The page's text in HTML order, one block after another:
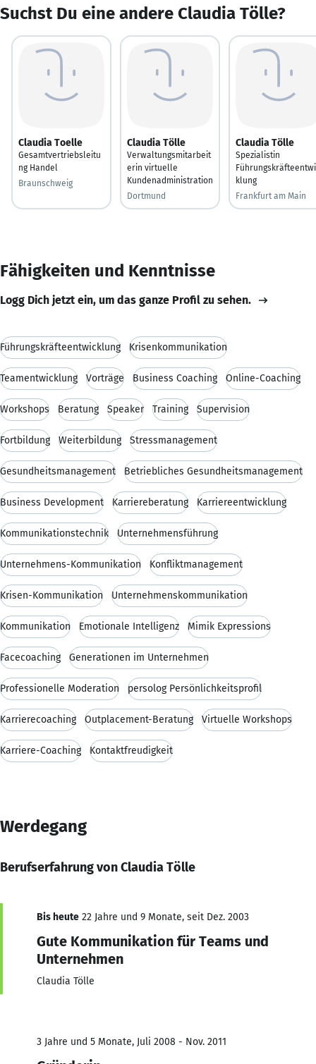
Suchst Du eine andere Claudia Tölle?
Claudia Toelle
Gesamtvertriebsleitu
ng Handel
Braunschweig
Claudia Tölle
Verwaltungsmitarbeit
erin virtuelle
Kundenadministration
Dortmund
Claudia Tölle
Spezialistin
klung
Frankfurt am Main
Fähigkeiten und Kenntnisse
Logg Dich jetzt ein, um das ganze Profil zu sehen.
Führungskräfteentwicklung Krisenkommunikation
Teamentwicklung Vorträge Business Coaching Online-Coaching
Workshops Beratung Speaker Training Supervision
Fortbildung Weiterbildung Stressmanagement
Gesundheitsmanagement Betriebliches Gesundheitsmanagement
Business Development Karriereberatung Karriereentwicklung
Kommunikationstechnik Unternehmensführung
Unternehmens-Kommunikation Konfliktmanagement
Krisen-Kommunikation Unternehmenskommunikation
Kommunikation Emotionale Intelligenz Mimik Expressions
Facecoaching Generationen im Unternehmen
Professionelle Moderation persolog Persönlichkeitsprofil
Karrierecoaching Outplacement-Beratung Virtuelle Workshops
Karriere-Coaching Kontaktfreudigkeit
Werdegang
Berufserfahrung von Claudia Tölle
Bis heute 22 Jahre und 9 Monate, seit Dez. 2003
Gute Kommunikation für Teams und
Unternehmen
Claudia Tölle
3 Jahre und 5 Monate, Juli 2008 - Nov. 2011